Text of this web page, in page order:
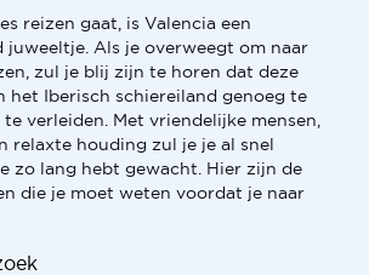
reizen gaat, is Valencia een
juweeltje. Als je overweegt om naar
zul je blij zijn te horen dat deze
het Iberisch schiereiland genoeg te
verleiden. Met vriendelijke mensen,
relaxte houding zul je je al snel
zo lang hebt gewacht. Hier zijn de
die je moet weten voordat je naar